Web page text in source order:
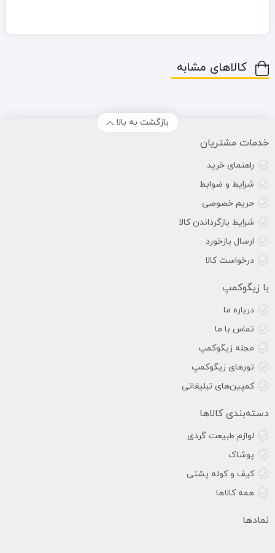
کالاهای مشابه
بازگشت به بالا
خدمات مشتریان
راهنمای خرید
شرایط و ضوابط
حریم خصوصی
شرایط بازگرداندن کالا
ارسال بازخورد
درخواست کالا
با زیگوکمپ
درباره ما
تماس با ما
مجله زیگوکمپ
تورهای زیگوکمپ
کمپین‌های تبلیغاتی
دسته‌بندی کالاها
لوازم طبیعت گردی
پوشاک
کیف و کوله پشتی
همه کالاها
نمادها